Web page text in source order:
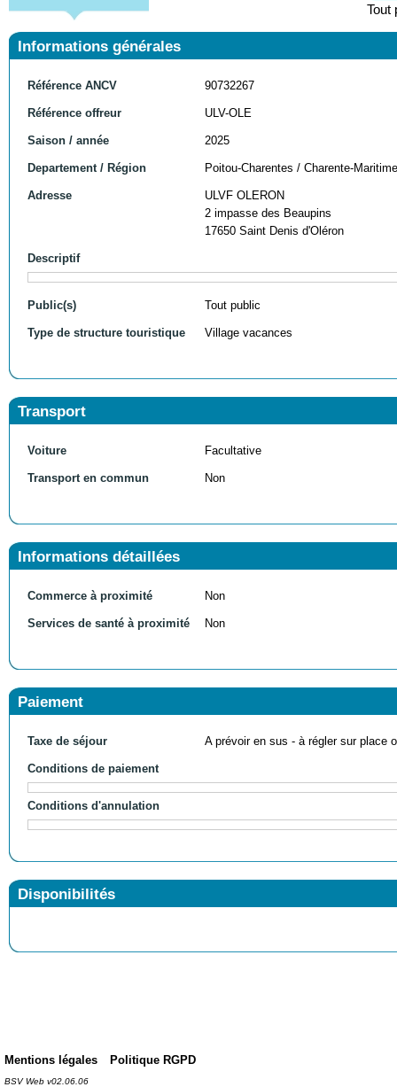
Tout
Informations générales
Référence ANCV 90732267
Référence offreur ULV-OLE
Saison / année 2025
Departement / Région Poitou-Charentes / Charente-Maritime
Adresse
ULVF OLERON
2 impasse des Beaupins
17650 Saint Denis d'Oléron
Descriptif
Public(s) Tout public
Type de structure touristique Village vacances
Transport
Voiture Facultative
Transport en commun Non
Informations détaillées
Commerce à proximité Non
Services de santé à proximité Non
Paiement
Taxe de séjour A prévoir en sus - à régler sur place
Conditions de paiement
Conditions d'annulation
Disponibilités
Mentions légales Politique RGPD
BSV Web v02.06.06